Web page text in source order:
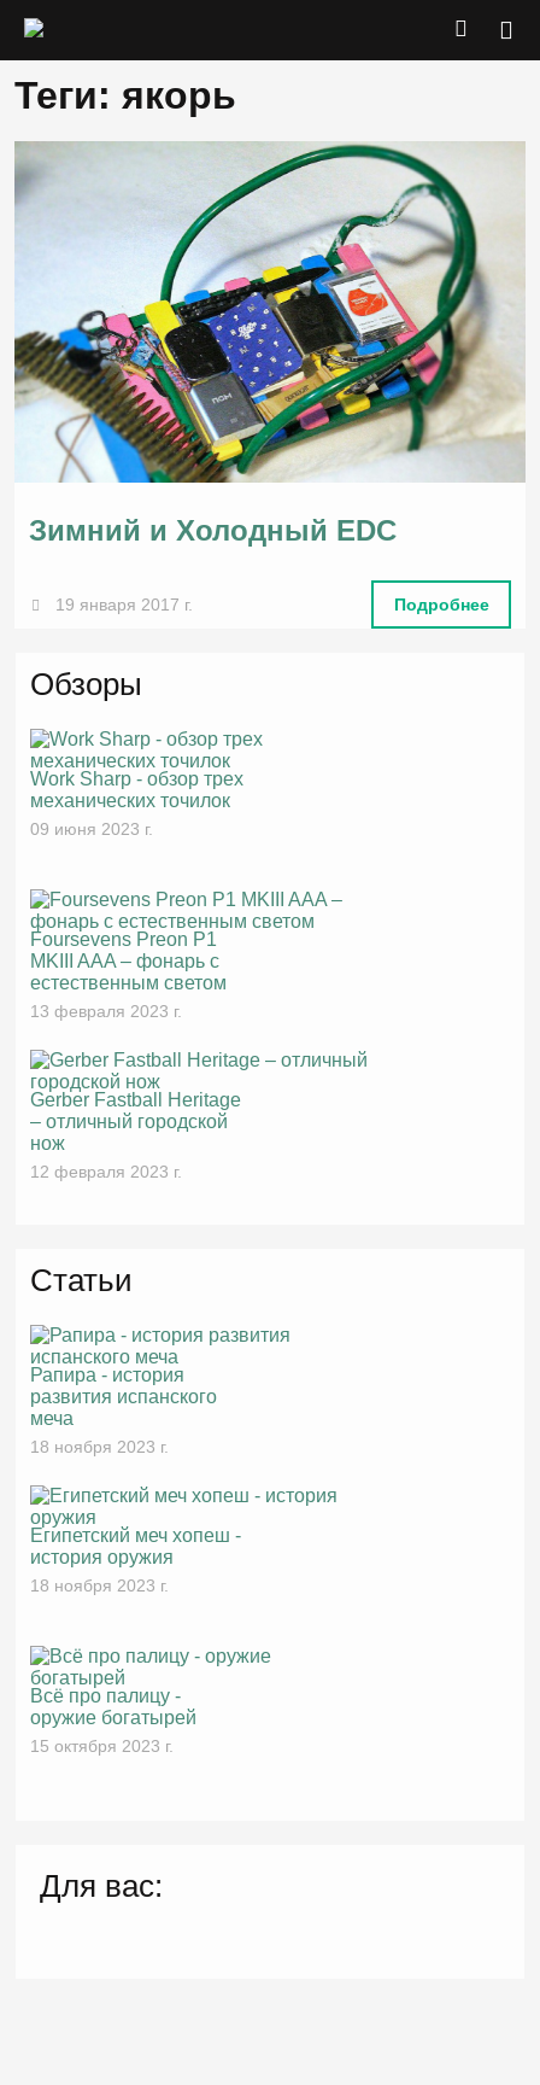
Теги: якорь
Зимний и Холодный EDC
19 января 2017 г. Подробнее
Обзоры
Work Sharp - обзор трех
механических точилок
09 июня 2023 г.
Foursevens Preon P1
MKIII AAA – фонарь с
естественным светом
13 февраля 2023 г.
Gerber Fastball Heritage
– отличный городской
нож
12 февраля 2023 г.
Статьи
Рапира - история
развития испанского
меча
18 ноября 2023 г.
Египетский меч хопеш -
история оружия
18 ноября 2023 г.
Всё про палицу -
оружие богатырей
15 октября 2023 г.
Для вас: